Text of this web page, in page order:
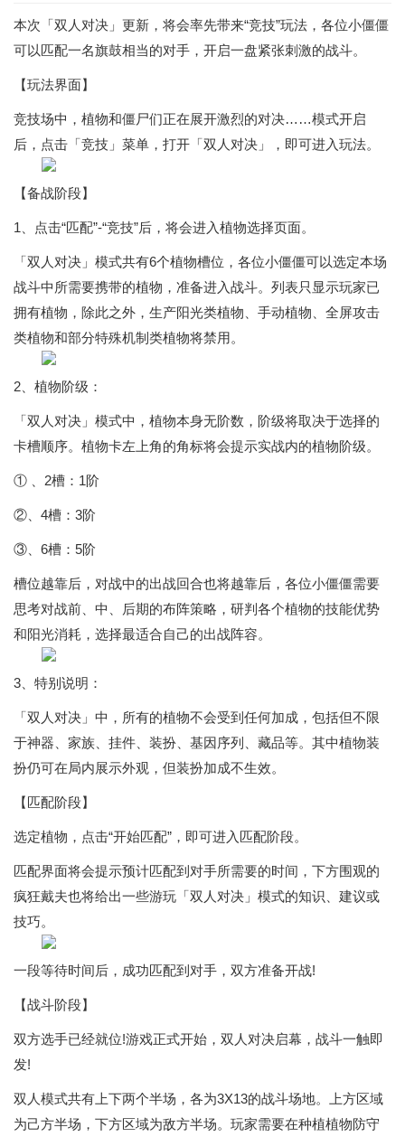
本次「双人对决」更新，将会率先带来“竞技”玩法，各位小僵僵
可以匹配一名旗鼓相当的对手，开启一盘紧张刺激的战斗。
【玩法界面】
竞技场中，植物和僵尸们正在展开激烈的对决……模式开启
后，点击「竞技」菜单，打开「双人对决」，即可进入玩法。
【备战阶段】
1、点击“匹配”-“竞技”后，将会进入植物选择页面。
「双人对决」模式共有6个植物槽位，各位小僵僵可以选定本场
战斗中所需要携带的植物，准备进入战斗。列表只显示玩家已
拥有植物，除此之外，生产阳光类植物、手动植物、全屏攻击
类植物和部分特殊机制类植物将禁用。
2、植物阶级：
「双人对决」模式中，植物本身无阶数，阶级将取决于选择的
卡槽顺序。植物卡左上角的角标将会提示实战内的植物阶级。
① 、2槽：1阶
②、4槽：3阶
③、6槽：5阶
槽位越靠后，对战中的出战回合也将越靠后，各位小僵僵需要
思考对战前、中、后期的布阵策略，研判各个植物的技能优势
和阳光消耗，选择最适合自己的出战阵容。
3、特别说明：
「双人对决」中，所有的植物不会受到任何加成，包括但不限
于神器、家族、挂件、装扮、基因序列、藏品等。其中植物装
扮仍可在局内展示外观，但装扮加成不生效。
【匹配阶段】
选定植物，点击“开始匹配”，即可进入匹配阶段。
匹配界面将会提示预计匹配到对手所需要的时间，下方围观的
疯狂戴夫也将给出一些游玩「双人对决」模式的知识、建议或
技巧。
一段等待时间后，成功匹配到对手，双方准备开战!
【战斗阶段】
双方选手已经就位!游戏正式开始，双人对决启幕，战斗一触即
发!
双人模式共有上下两个半场，各为3X13的战斗场地。上方区域
为己方半场，下方区域为敌方半场。玩家需要在种植植物防守